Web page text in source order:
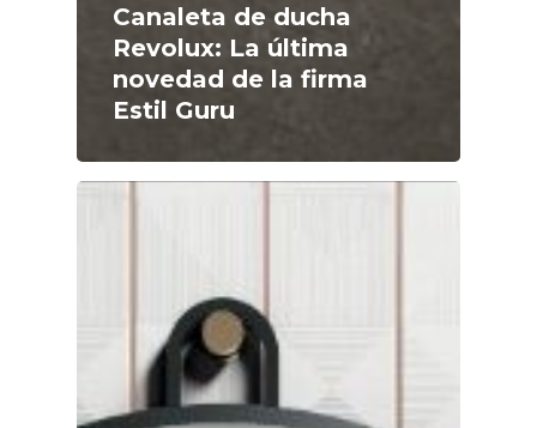
Canaleta de ducha
Revolux: La última
novedad de la firma
Estil Guru